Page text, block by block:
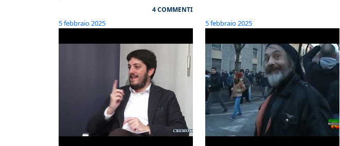
4 COMMENTI
5 febbraio 2025 5 febbraio 2025